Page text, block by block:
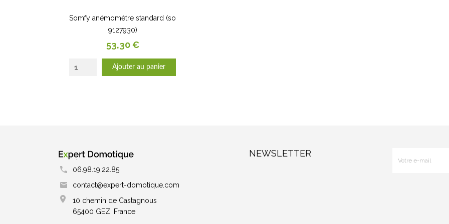
Somfy anémomètre standard (so
9127930)
Prix
53,30 €
Ajouter au panier
06.98.19.22.85
contact@expert-domotique.com
10 chemin de Castagnous
65400 GEZ, France
NEWSLETTER